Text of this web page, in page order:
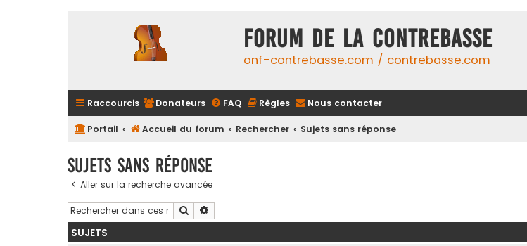
FORUM DE LA CONTREBASSE
onf-contrebasse.com / contrebasse.com
Raccourcis Donateurs FAQ Règles Nous contacter
Portail Accueil du forum Rechercher Sujets sans réponse
Sujets sans réponse
Aller sur la recherche avancée
Rechercher
SUJETS